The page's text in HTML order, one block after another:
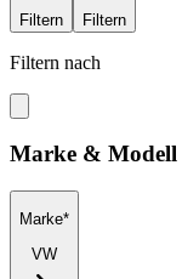
Filtern Filtern
Filtern nach
Marke & Modell
Marke*
VW